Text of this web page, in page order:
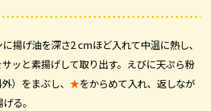
揚げ油を深さ2 cmほど入れて中温に熱し、
サッと素揚げして取り出す。えびに天ぷら粉
）をまぶし、 ★をからめて入れ、返しなが
る。